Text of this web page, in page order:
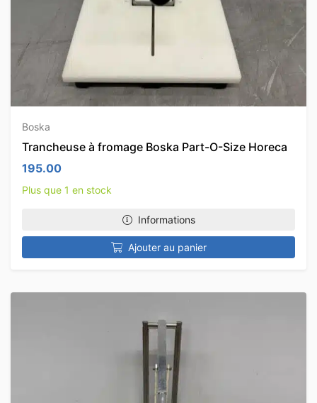
Boska
Trancheuse à fromage Boska Part-O-Size Horeca
195.00
Plus que 1 en stock
Informations
Ajouter au panier